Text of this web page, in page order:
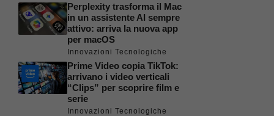
Perplexity trasforma il Mac
in un assistente AI sempre
attivo: arriva la nuova app
per macOS
Innovazioni Tecnologiche
Prime Video copia TikTok:
arrivano i video verticali
“Clips” per scoprire film e
serie
Innovazioni Tecnologiche